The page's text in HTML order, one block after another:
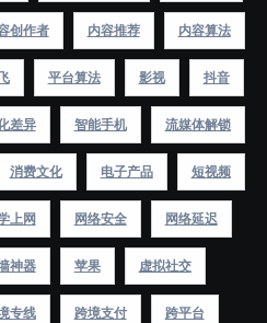
创作者 内容推荐 内容算法
平台算法 影视 抖音
差异 智能手机 流媒体解锁
消费文化 电子产品 短视频
上网 网络安全 网络延迟
神器 苹果 虚拟社交
专线 跨境支付 跨平台